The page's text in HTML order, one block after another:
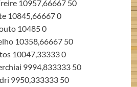
10957,66667 50
10845,66667 0
10485 0
10358,66667 50
10047,33333 0
9994,833333 50
9950,333333 50